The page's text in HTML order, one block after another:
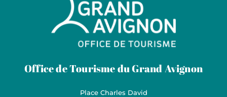
Grand Avignon Tourisme
Office de Tourisme du Grand Avignon
Place Charles David